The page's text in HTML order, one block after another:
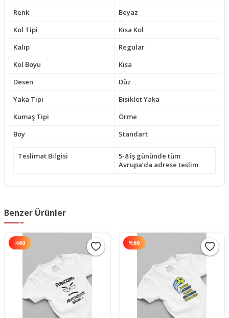
Renk
Beyaz
Kol Tipi
Kısa Kol
Kalıp
Regular
Kol Boyu
Kısa
Desen
Düz
Yaka Tipi
Bisiklet Yaka
Kumaş Tipi
Örme
Boy
Standart
Teslimat Bilgisi
5-8 iş gününde tüm
Avrupa’da adrese teslim
Benzer Ürünler
%60 %60